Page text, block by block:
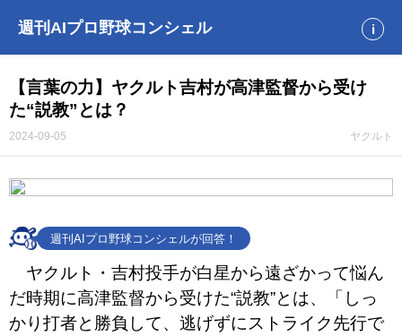
週刊AIプロ野球コンシェル i
【言葉の力】ヤクルト吉村が高津監督から受け
た“説教”とは？
2024-09-05 ヤクルト
週刊AIプロ野球コンシェルが回答！
ヤクルト・吉村投手が白星から遠ざかって悩ん
だ時期に高津監督から受けた“説教”とは、「しっ
かり打者と勝負して、逃げずにストライク先行で